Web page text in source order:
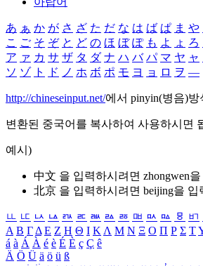
あ ぁ か が さ ざ た だ な は ば ぱ ま や
こ ご そ ぞ と ど の ほ ぼ ぽ も よ ょ ろ
ア ァ カ サ ザ タ ダ ナ ハ バ パ マ ヤ ャ
ソ ゾ ト ド ノ ホ ボ ポ モ ヨ ョ ロ ヲ ―
http://chineseinput.net/에서 pinyin(병음)
변환된 중국어를 복사하여 사용하시면
예시)
中文 을 입력하시려면 zhongwen
北京 을 입력하시려면 beijing을 입
ㅥ ㅦ ㅧ ㅨ ㅩ ㅪ ㅫ ㅬ ㅭ ㅮ ㅯ ㅰ ㅱ ㅲ
Α Β ΓΔ Ε Ζ Η Θ Ι ΚΛ Μ Ν Ξ Ο Π Ρ Σ Τ
á à Á À é è É È ç Ç ê
Ä Ö Ü ä ö ü ß